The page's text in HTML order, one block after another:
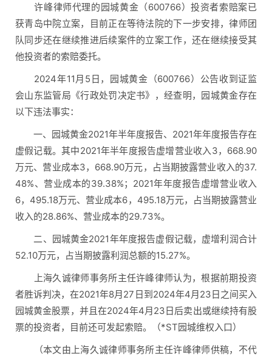
许峰律师代理的园城黄金（600766）投资者索赔案已
获青岛中院立案，目前正在等待法院的下一步安排，律师团
队同步还在继续推进后续案件的立案工作，还在继续接受其
他投资者的索赔委托。
2024年11月5日，园城黄金（600766）公告收到证监
会山东监管局《行政处罚决定书》，经查明，园城黄金存在
以下违法事实：
一、园城黄金2021年半年度报告、2021年年度报告存在
虚假记载。其中2021年半年度报告虚增营业收入3，668.90
万元、营业成本3，668.90万元，占当期披露营业收入的37.
48%、营业成本的39.38%；2021年年度报告虚增营业收入
6，495.18万元、营业成本6，495.18万元，占当期披露营业
收入的28.86%、营业成本的29.73%。
二、园城黄金2021年年度报告虚假记载，虚增利润合计
52.10万元，占当期披露利润总额的15.27%。
上海久诚律师事务所主任许峰律师认为，根据前期投资
者胜诉判决，在2021年8月27日到2024年4月23日之间买入
园城黄金股票，并且在2024年4月23日后卖出或继续持有股
票的投资者，目前还可发起索赔。（*ST园城维权入口）
（本文由上海久诚律师事务所主任许峰律师供稿，不代